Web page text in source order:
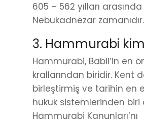
605 – 562 yılları arasında
Nebukadnezar zamanıdır.
3. Hammurabi
Hammurabi, Babil’in en
krallarından biridir. Kent
birleştirmiş ve tarihin en
hukuk sistemlerinden biri
Hammurabi Kanunları’nı